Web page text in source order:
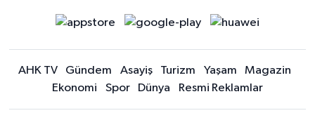
AHK TV Gündem Asayiş Turizm Yaşam
Magazin
Ekonomi
Spor Dünya Resmi Reklamlar